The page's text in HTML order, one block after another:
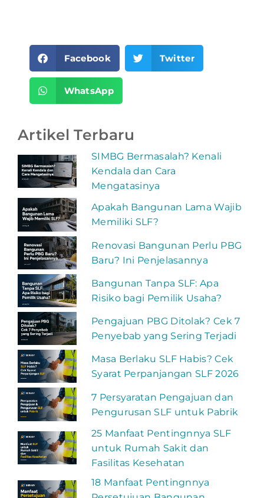
Facebook Twitter
WhatsApp
Artikel Terbaru
SIMBG Bermasalah? Kenali
Kendala dan Cara
Mengatasinya
Apakah Bangunan Lama Wajib
Memiliki SLF?
Renovasi Bangunan Perlu PBG
Baru? Ini Penjelasannya
Bangunan Tanpa SLF: Apa
Risiko bagi Pemilik Usaha?
Pengajuan PBG Ditolak? Cek 7
Penyebab yang Sering Terjadi
Masa Berlaku SLF Habis? Cek
Syarat Perpanjangan SLF 2026
7 Persyaratan Pengajuan dan
Pengurusan SLF untuk Pabrik
25 Manfaat Pentingnnya SLF
untuk Rumah Sakit dan
Fasilitas Kesehatan
18 Manfaat Pentingnnya